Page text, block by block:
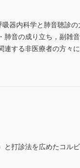
器内科学と肺音聴診
音の成り立ち，副雑
する非医療者の方々
打診法を広めたコルビ